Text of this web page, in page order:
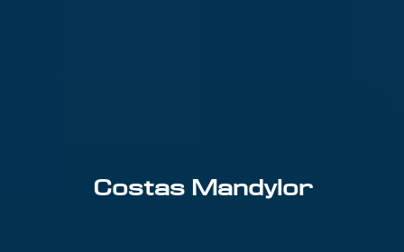
Costas Mandylor